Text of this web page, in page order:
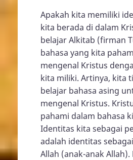
Apakah kita memiliki
kita berada di dalam
belajar Alkitab (firman
bahasa yang kita
mengenal Kristus
kita miliki. Artinya, kita
belajar bahasa asing
mengenal Kristus.
pahami dalam bahasa
Identitas kita sebagai
adalah identitas
Allah (anak-anak Allah).